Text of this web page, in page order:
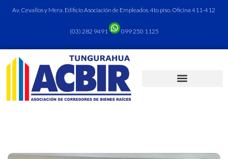
Av. Cevallos y Mera. Edificio Asociación de Empleados. 4to piso. Oficina 411-412
(03) 282 9491 099 250 1125